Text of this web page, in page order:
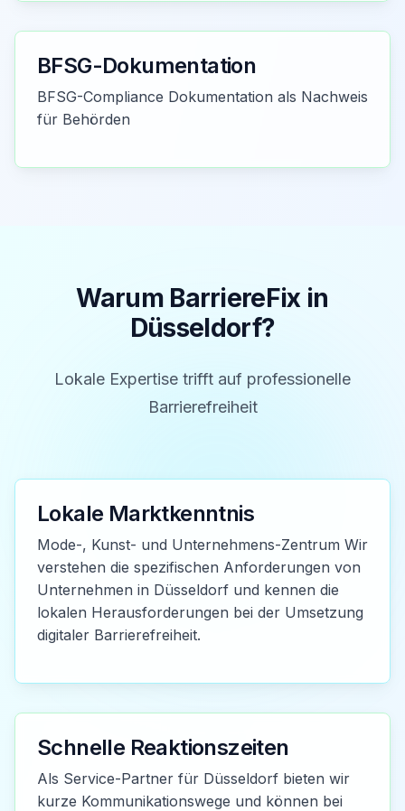
BFSG-Dokumentation
BFSG-Compliance Dokumentation als Nachweis
für Behörden
Warum BarriereFix in
Düsseldorf?
Lokale Expertise trifft auf professionelle
Barrierefreiheit
Lokale Marktkenntnis
Mode-, Kunst- und Unternehmens-Zentrum Wir
verstehen die spezifischen Anforderungen von
Unternehmen in Düsseldorf und kennen die
lokalen Herausforderungen bei der Umsetzung
digitaler Barrierefreiheit.
Schnelle Reaktionszeiten
Als Service-Partner für Düsseldorf bieten wir
kurze Kommunikationswege und können bei